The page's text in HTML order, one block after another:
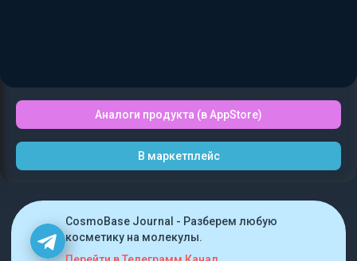
Аналоги продукта (в AppStore)
В маркетплейс
CosmoBase Journal - Разберем любую
косметику на молекулы.